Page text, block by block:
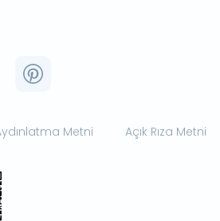
Metni Açık Rıza Metni